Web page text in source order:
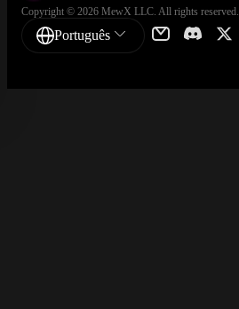
Copyright © 2026 MewX LLC. All rights reserved.
Português